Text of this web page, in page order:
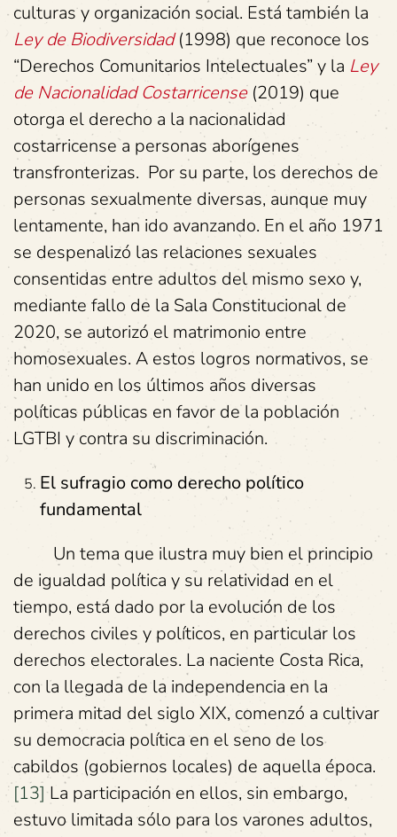
culturas y organización social. Está también la
Ley de Biodiversidad(1998) que reconoce los
“Derechos Comunitarios Intelectuales” y la Ley
de Nacionalidad Costarricense(2019) que
otorga el derecho a la nacionalidad
costarricense a personas aborígenes
transfronterizas. Por su parte, los derechos de
personas sexualmente diversas, aunque muy
lentamente, han ido avanzando. En el año 1971
se despenalizó las relaciones sexuales
consentidas entre adultos del mismo sexo y,
mediante fallo de la Sala Constitucional de
2020, se autorizó el matrimonio entre
homosexuales. A estos logros normativos, se
han unido en los últimos años diversas
políticas públicas en favor de la población
LGTBI y contra su discriminación.
El sufragio como derecho político
fundamental
Un tema que ilustra muy bien el principio
de igualdad política y su relatividad en el
tiempo, está dado por la evolución de los
derechos civiles y políticos, en particular los
derechos electorales. La naciente Costa Rica,
con la llegada de la independencia en la
primera mitad del siglo XIX, comenzó a cultivar
su democracia política en el seno de los
cabildos (gobiernos locales) de aquella época.
[13]La participación en ellos, sin embargo,
estuvo limitada sólo para los varones adultos,